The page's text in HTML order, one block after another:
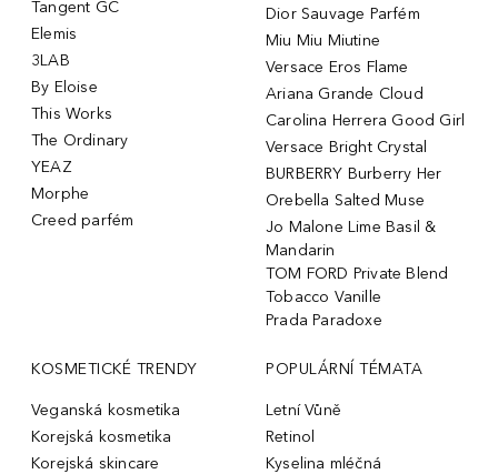
Tangent GC
Elemis
3LAB
By Eloise
This Works
The Ordinary
YEAZ
Morphe
Creed parfém
Dior Sauvage Parfém
Miu Miu Miutine
Versace Eros Flame
Ariana Grande Cloud
Carolina Herrera Good Girl
Versace Bright Crystal
BURBERRY Burberry Her
Orebella Salted Muse
Jo Malone Lime Basil &
Mandarin
TOM FORD Private Blend
Tobacco Vanille
Prada Paradoxe
KOSMETICKÉ TRENDY
Veganská kosmetika
Korejská kosmetika
Korejská skincare
POPULÁRNÍ TÉMATA
Letní Vůně
Retinol
Kyselina mléčná